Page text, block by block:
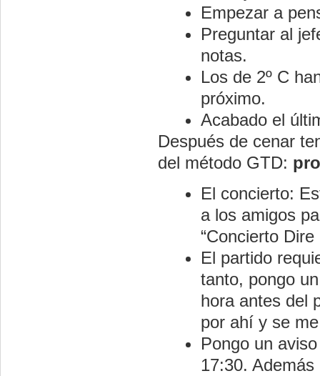
Empezar a
Preguntar al
notas.
Los de 2º C
próximo.
Acabado el
Después de cenar
del método GTD:
El concierto:
a los amigos
“Concierto Dire
El partido
tanto, pongo
hora antes del
por ahí y se
Pongo un
17:30.